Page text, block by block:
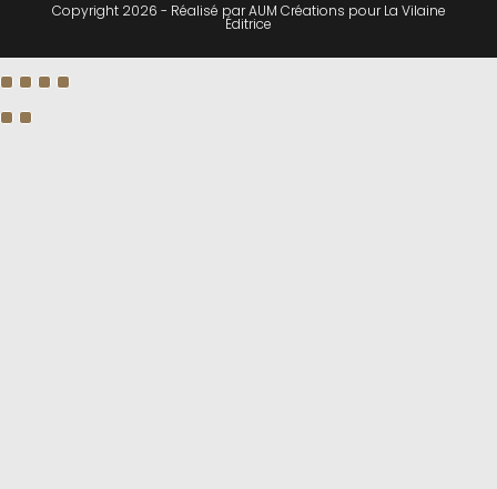
Copyright 2026 - Réalisé parAUM Créations pourLa Vilaine
Éditrice